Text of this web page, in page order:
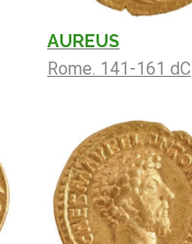
AUREUS
Rome. 141-161 dC